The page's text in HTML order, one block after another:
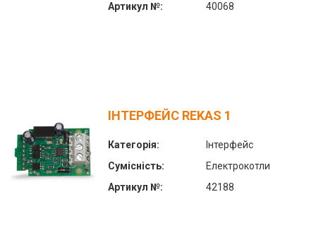
Артикул №: 40068
ІНТЕРФЕЙС REKAS 1
Категорія:
Інтерфейс
Сумісність:
Електрокотли
Артикул №:
42188